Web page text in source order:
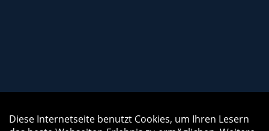
Diese Internetseite benutzt Cookies, um Ihren Lesern
Auftrag widerrufen